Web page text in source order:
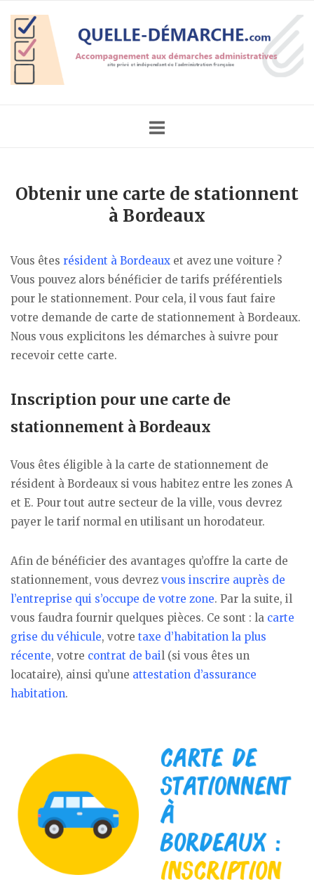
content
Home
Obtenir une carte de stationnent
à Bordeaux
Vous êtes résident à Bordeaux et avez une voiture ?
Vous pouvez alors bénéficier de tarifs préférentiels
pour le stationnement. Pour cela, il vous faut faire
votre demande de carte de stationnement à Bordeaux.
Nous vous explicitons les démarches à suivre pour
recevoir cette carte.
Inscription pour une carte de
stationnement à Bordeaux
Vous êtes éligible à la carte de stationnement de
résident à Bordeaux si vous habitez entre les zones A
et E. Pour tout autre secteur de la ville, vous devrez
payer le tarif normal en utilisant un horodateur.
Afin de bénéficier des avantages qu’offre la carte de
stationnement, vous devrez vous inscrire auprès de
l’entreprise qui s’occupe de votre zone. Par la suite, il
vous faudra fournir quelques pièces. Ce sont : la carte
grise du véhicule, votre taxe d’habitation la plus
récente, votre contrat de bail (si vous êtes un
locataire), ainsi qu’une attestation d’assurance
habitation.